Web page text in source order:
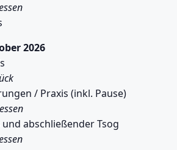
2026
/ Praxis (inkl. Pause)
und abschließender Tsog